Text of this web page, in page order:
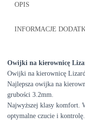
OPIS
INFORMACJE
Owijki na kierownicę
Owijki na kierownicę
Najlepsza owijka na
grubości 3.2mm.
Najwyższej klasy komfort.
optymalne czucie i